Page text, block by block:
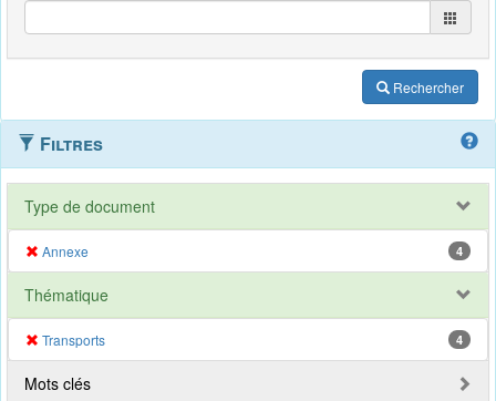
Rechercher
Filtres
Type de document
Annexe 4
Thématique
Transports 4
Mots clés